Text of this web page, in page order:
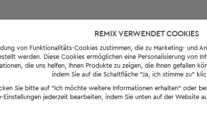
REMIX VERWENDET COOKIES
von Funktionalitäts-Cookies zustimmen, die zu Marketing- und
werden. Diese Cookies ermöglichen eine Personalisierung von
die uns helfen, Ihnen Produkte zu zeigen, die Ihnen gefallen
indem Sie auf die Schaltfläche "Ja, ich stimme zu"
Sie bitte auf "Ich möchte weitere Informationen erhalten" oder
Einstellungen jederzeit bearbeiten, indem Sie unten auf der Website